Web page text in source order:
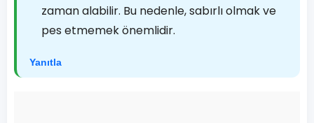
zaman alabilir. Bu nedenle, sabırlı olmak ve
pes etmemek önemlidir.
Yanıtla